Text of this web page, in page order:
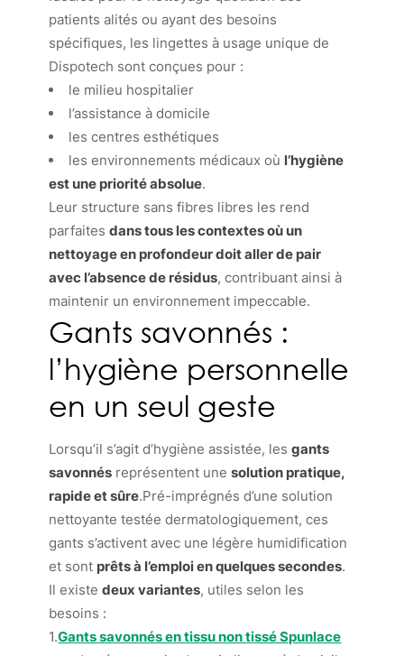
patients alités ou ayant des besoins
spécifiques, les lingettes à usage unique de
Dispotech sont conçues pour :
le milieu hospitalier
l’assistance à domicile
les centres esthétiques
les environnements médicaux où l’hygiène
est une priorité absolue.
Leur structure sans fibres libres les rend
parfaitesdans tous les contextes où un
nettoyage en profondeur doit aller de pair
avec l’absence de résidus, contribuant ainsi à
maintenir un environnement impeccable.
Gants savonnés :
l’hygiène personnelle
en un seul geste
Lorsqu’il s’agit d’hygiène assistée, lesgants
savonnés représentent unesolution pratique,
rapide et sûre.Pré-imprégnés d’une solution
nettoyante testée dermatologiquement, ces
gants s’activent avec une légère humidification
et sont prêts à l’emploi en quelques secondes.
Il existedeux variantes, utiles selon les
besoins :
1.Gants savonnés en tissu non tissé Spunlace